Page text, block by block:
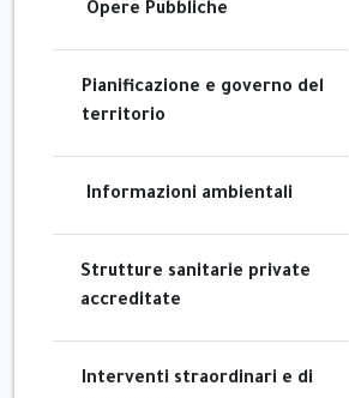
Opere Pubbliche
Pianificazione e governo del
territorio
Informazioni ambientali
Strutture sanitarie private
accreditate
Interventi straordinari e di